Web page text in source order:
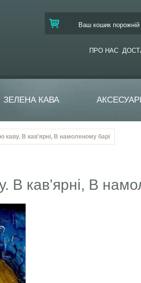
Ваш кошик порожній
ПРО НАС
ЗЕЛЕНА КАВА
каву. В кав'ярні, В намоленому барі
В кав'ярні, В